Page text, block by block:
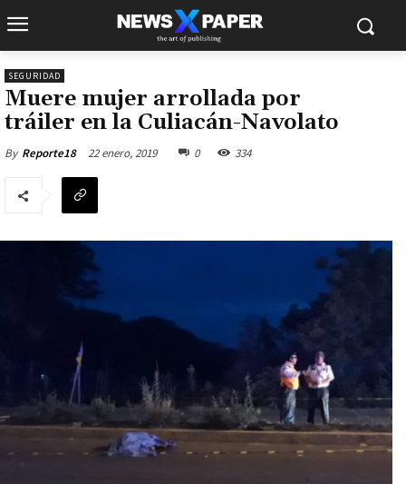
SEGURIDAD
Muere mujer arrollada por
tráiler en la Culiacán-Navolato
By Reporte18 22 enero, 2019 0 334